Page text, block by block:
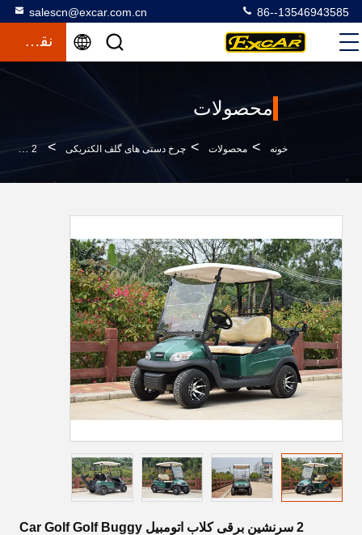
salescn@excar.com.cn 86--13546943585
نقل قول
محصولات
خونه > محصولات > چرخ دستی های گلف الکتریکی > 2 سرنشین برقی کلاب اتومبیل Car Golf Golf Buggy Green Color 2900 * 1200 * 1700mm
2 سرنشین برقی کلاب اتومبیل Car Golf Golf Buggy